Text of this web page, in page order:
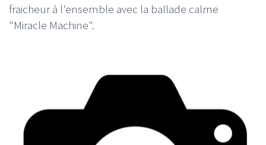
fraicheur à l'ensemble avec la ballade calme
"Miracle Machine".